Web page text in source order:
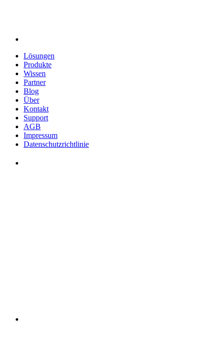
Lösungen
Produkte
Wissen
Partner
Blog
Über
Kontakt
Support
AGB
Impressum
Datenschutzrichtlinie